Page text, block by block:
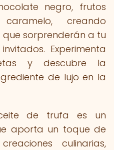
negro, frutos
creando
sorprenderán a tu
Experimenta
y descubre la
de lujo en la
de trufa es un
aporta un toque de
culinarias,